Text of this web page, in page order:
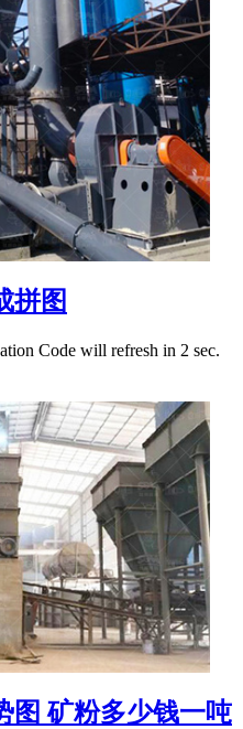
拼图
Code will refresh in 2 sec.
图 矿粉多少钱一吨